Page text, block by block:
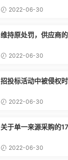
2022-06-30
维持原处罚，供应商
2022-06-30
招投标活动中被侵权时
2022-06-30
关于单一来源采购的
2022-06-30